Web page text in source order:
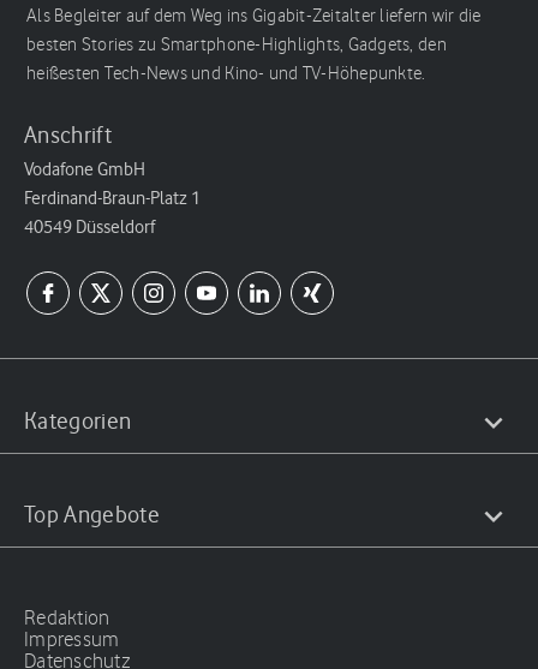
Als Begleiter auf dem Weg ins Gigabit-Zeitalter liefern wir die
besten Stories zu Smartphone-Highlights, Gadgets, den
heißesten Tech-News und Kino- und TV-Höhepunkte.
Anschrift
Vodafone GmbH
Ferdinand-Braun-Platz 1
40549 Düsseldorf
Kategorien
Top Angebote
Redaktion
Impressum
Datenschutz